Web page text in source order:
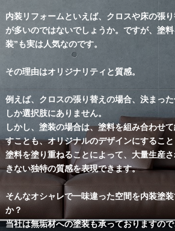
内装リフォームといえば、クロスや床の張
が多いのではないでしょうか。ですが、塗
装”も実は人気なのです。
その理由はオリジナリティと質感。
例えば、クロスの張り替えの場合、決まっ
しか選択肢にありません。
しかし、塗装の場合は、塗料を組み合わせ
すことも、オリジナルのデザインにするこ
塗料を塗り重ねることによって、大量生産
きない独特の質感を表現できます。
そんなオシャレで一味違った空間を内装塗
か？
当社は無垢材への塗装も承っておりますの